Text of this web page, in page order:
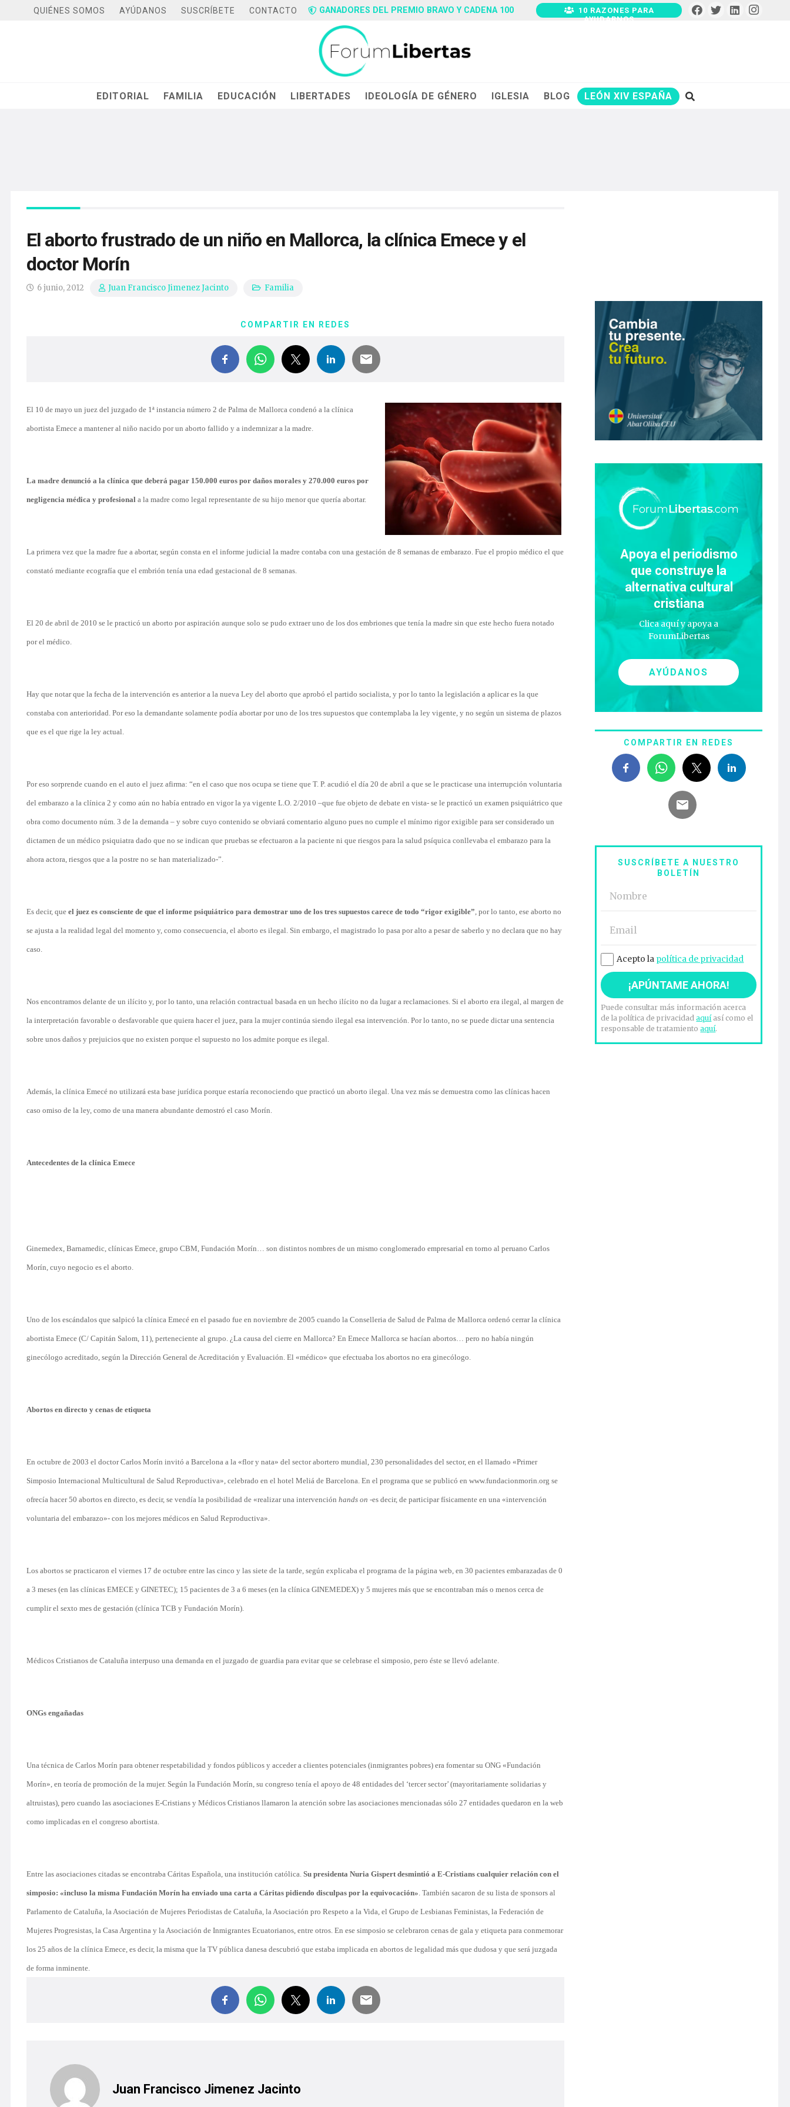
QUIÉNES SOMOS AYÚDANOS SUSCRÍBETE CONTACTO GANADORES DEL PREMIO BRAVO Y CADENA 100
10 RAZONES PARA
AYUDARNOS
EDITORIAL FAMILIA EDUCACIÓN LIBERTADES IDEOLOGÍA DE GÉNERO IGLESIA BLOG LEÓN XIV ESPAÑA
El aborto frustrado de un niño en Mallorca, la clínica Emece y el
doctor Morín
6 junio, 2012 Juan Francisco Jimenez Jacinto Familia
COMPARTIR EN REDES
El 10 de mayo un juez del juzgado de 1ª instancia número 2 de Palma de Mallorca condenó a la clínica
abortista Emece a mantener al niño nacido por un aborto fallido y a indemnizar a la madre.
La madre denunció a la clínica que deberá pagar 150.000 euros por daños morales y 270.000 euros por
negligencia médica y profesional a la madre como legal representante de su hijo menor que quería abortar.
La primera vez que la madre fue a abortar, según consta en el informe judicial la madre contaba con una gestación de 8 semanas de embarazo. Fue el propio médico el que
constató mediante ecografía que el embrión tenía una edad gestacional de 8 semanas.
El 20 de abril de 2010 se le practicó un aborto por aspiración aunque solo se pudo extraer uno de los dos embriones que tenía la madre sin que este hecho fuera notado
por el médico.
Hay que notar que la fecha de la intervención es anterior a la nueva Ley del aborto que aprobó el partido socialista, y por lo tanto la legislación a aplicar es la que
constaba con anterioridad. Por eso la demandante solamente podía abortar por uno de los tres supuestos que contemplaba la ley vigente, y no según un sistema de plazos
que es el que rige la ley actual.
Por eso sorprende cuando en el auto el juez afirma: “en el caso que nos ocupa se tiene que T. P. acudió el día 20 de abril a que se le practicase una interrupción voluntaria
del embarazo a la clínica 2 y como aún no había entrado en vigor la ya vigente L.O. 2/2010 –que fue objeto de debate en vista- se le practicó un examen psiquiátrico que
obra como documento núm. 3 de la demanda – y sobre cuyo contenido se obviará comentario alguno pues no cumple el mínimo rigor exigible para ser considerado un
dictamen de un médico psiquiatra dado que no se indican que pruebas se efectuaron a la paciente ni que riesgos para la salud psíquica conllevaba el embarazo para la
ahora actora, riesgos que a la postre no se han materializado-”.
Es decir, que el juez es consciente de que el informe psiquiátrico para demostrar uno de los tres supuestos carece de todo “rigor exigible”, por lo tanto, ese aborto no
se ajusta a la realidad legal del momento y, como consecuencia, el aborto es ilegal. Sin embargo, el magistrado lo pasa por alto a pesar de saberlo y no declara que no hay
caso.
Nos encontramos delante de un ilícito y, por lo tanto, una relación contractual basada en un hecho ilícito no da lugar a reclamaciones. Si el aborto era ilegal, al margen de
la interpretación favorable o desfavorable que quiera hacer el juez, para la mujer continúa siendo ilegal esa intervención. Por lo tanto, no se puede dictar una sentencia
sobre unos daños y prejuicios que no existen porque el supuesto no los admite porque es ilegal.
Además, la clínica Emecé no utilizará esta base jurídica porque estaría reconociendo que practicó un aborto ilegal. Una vez más se demuestra como las clínicas hacen
caso omiso de la ley, como de una manera abundante demostró el caso Morín.
Antecedentes de la clínica Emece
Ginemedex, Barnamedic, clínicas Emece, grupo CBM, Fundación Morín… son distintos nombres de un mismo conglomerado empresarial en torno al peruano Carlos
Morín, cuyo negocio es el aborto.
Uno de los escándalos que salpicó la clínica Emecé en el pasado fue en noviembre de 2005 cuando la Conselleria de Salud de Palma de Mallorca ordenó cerrar la clínica
abortista Emece (C/ Capitán Salom, 11), perteneciente al grupo. ¿La causa del cierre en Mallorca? En Emece Mallorca se hacían abortos… pero no había ningún
ginecólogo acreditado, según la Dirección General de Acreditación y Evaluación. El «médico» que efectuaba los abortos no era ginecólogo.
Abortos en directo y cenas de etiqueta
En octubre de 2003 el doctor Carlos Morín invitó a Barcelona a la «flor y nata» del sector abortero mundial, 230 personalidades del sector, en el llamado «Primer
Simposio Internacional Multicultural de Salud Reproductiva», celebrado en el hotel Meliá de Barcelona. En el programa que se publicó en www.fundacionmorin.org se
ofrecía hacer 50 abortos en directo, es decir, se vendía la posibilidad de «realizar una intervención hands on -es decir, de participar físicamente en una «intervención
voluntaria del embarazo»- con los mejores médicos en Salud Reproductiva».
Los abortos se practicaron el viernes 17 de octubre entre las cinco y las siete de la tarde, según explicaba el programa de la página web, en 30 pacientes embarazadas de 0
a 3 meses (en las clínicas EMECE y GINETEC); 15 pacientes de 3 a 6 meses (en la clínica GINEMEDEX) y 5 mujeres más que se encontraban más o menos cerca de
cumplir el sexto mes de gestación (clínica TCB y Fundación Morín).
Médicos Cristianos de Cataluña interpuso una demanda en el juzgado de guardia para evitar que se celebrase el simposio, pero éste se llevó adelante.
ONGs engañadas
Una técnica de Carlos Morín para obtener respetabilidad y fondos públicos y acceder a clientes potenciales (inmigrantes pobres) era fomentar su ONG «Fundación
Morín», en teoría de promoción de la mujer. Según la Fundación Morín, su congreso tenía el apoyo de 48 entidades del ‘tercer sector’ (mayoritariamente solidarias y
altruistas), pero cuando las asociaciones E-Cristians y Médicos Cristianos llamaron la atención sobre las asociaciones mencionadas sólo 27 entidades quedaron en la web
como implicadas en el congreso abortista.
Entre las asociaciones citadas se encontraba Cáritas Española, una institución católica. Su presidenta Nuria Gispert desmintió a E-Cristians cualquier relación con el
simposio: «incluso la misma Fundación Morín ha enviado una carta a Cáritas pidiendo disculpas por la equivocación». También sacaron de su lista de sponsors al
Parlamento de Cataluña, la Asociación de Mujeres Periodistas de Cataluña, la Asociación pro Respeto a la Vida, el Grupo de Lesbianas Feministas, la Federación de
Mujeres Progresistas, la Casa Argentina y la Asociación de Inmigrantes Ecuatorianos, entre otros. En ese simposio se celebraron cenas de gala y etiqueta para conmemorar
los 25 años de la clínica Emece, es decir, la misma que la TV pública danesa descubrió que estaba implicada en abortos de legalidad más que dudosa y que será juzgada
de forma inminente.
Juan Francisco Jimenez Jacinto
Apoya el periodismo
que construye la
alternativa cultural
cristiana
Clica aquí y apoya a
ForumLibertas
AYÚDANOS
COMPARTIR EN REDES
SUSCRÍBETE A NUESTRO
BOLETÍN
Acepto la política de privacidad
Puede consultar más información acerca
de la política de privacidadaquíasí como el
responsable de tratamientoaquí.